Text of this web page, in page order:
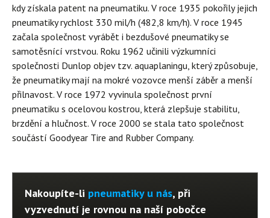
kdy získala patent na pneumatiku. V roce 1935 pokořily jejich
pneumatiky rychlost 330 mil/h (482,8 km/h). V roce 1945
začala společnost vyrábět i bezdušové pneumatiky se
samotěsnící vrstvou. Roku 1962 učinili výzkumníci
společnosti Dunlop objev tzv. aquaplaningu, který způsobuje,
že pneumatiky mají na mokré vozovce menší záběr a menší
přilnavost. V roce 1972 vyvinula společnost první
pneumatiku s ocelovou kostrou, která zlepšuje stabilitu,
brzdění a hlučnost. V roce 2000 se stala tato společnost
součástí Goodyear Tire and Rubber Company.
Nakoupíte-li pneumatiky u nás, při
vyzvednutí je rovnou na naší pobočce